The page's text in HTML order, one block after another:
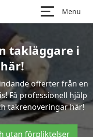
Menu
takläggare i
offerter från en
Få professionell hjälp
takrenoveringar här!
utan förpliktelser